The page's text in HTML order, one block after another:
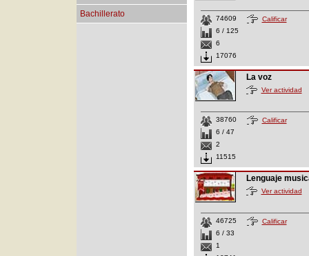
Bachillerato
74609
6 / 125
6
17076
Calificar
La voz
Ver actividad
38760
6 / 47
2
11515
Calificar
Lenguaje
Ver actividad
46725
6 / 33
1
Calificar